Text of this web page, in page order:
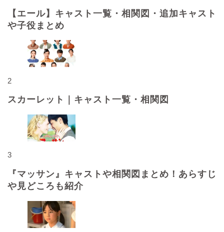
【エール】キャスト一覧・相関図・追加キャスト
や子役まとめ
2
スカーレット｜キャスト一覧・相関図
3
『マッサン』キャストや相関図まとめ！あらすじ
や見どころも紹介